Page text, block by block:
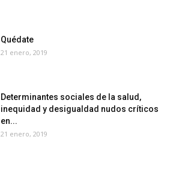
Quédate
21 enero, 2019
Determinantes sociales de la salud,
inequidad y desigualdad nudos críticos
en...
21 enero, 2019